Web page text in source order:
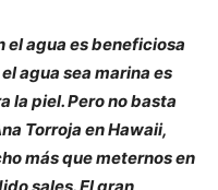
el agua es beneficiosa
agua sea marina es
la piel. Pero no basta
Torroja en Hawaii,
más que meternos en